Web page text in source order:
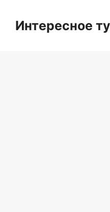
contentИнтересное